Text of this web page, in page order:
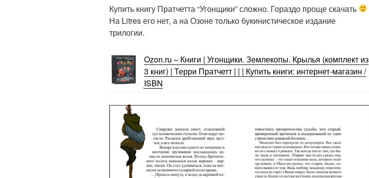
Купить книгу Пратчетта “Угонщики” сложно. Гораздо проще скачать
На Litres его нет, а на Озоне только букинистическое издание
трилогии.
Ozon.ru – Книги | Угонщики. Землекопы. Крылья (комплект из
3 книг) | Терри Пратчетт | | | Купить книги: интернет-магазин /
ISBN